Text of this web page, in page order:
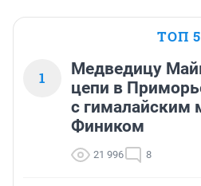
ТОП 5
1
Медведицу
цепи в
с гималайским
Фиником
21 996 8